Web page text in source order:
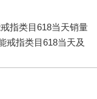
指类目618当天销量
戒指类目618当天及